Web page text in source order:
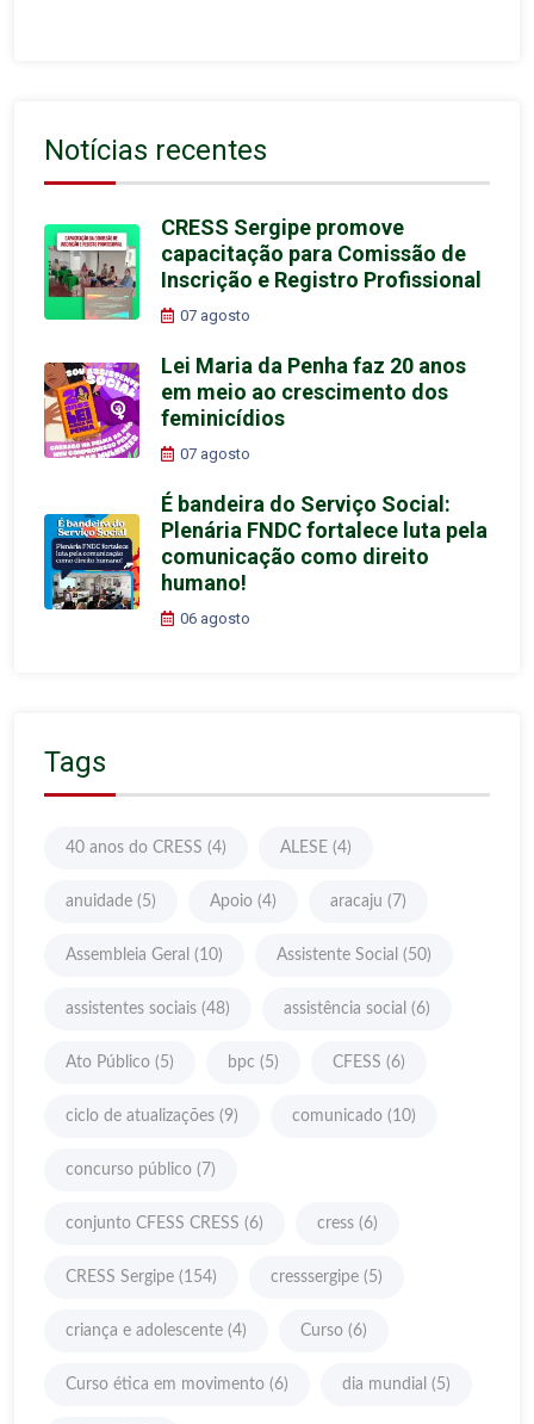
Notícias recentes
CRESS Sergipe promove
capacitação para Comissão de
Inscrição e Registro Profissional
07 agosto
Lei Maria da Penha faz 20 anos
em meio ao crescimento dos
feminicídios
07 agosto
É bandeira do Serviço Social:
Plenária FNDC fortalece luta pela
comunicação como direito
humano!
06 agosto
Tags
40 anos do CRESS (4) ALESE (4)
anuidade (5) Apoio (4) aracaju (7)
Assembleia Geral (10) Assistente Social (50)
assistentes sociais (48) assistência social (6)
Ato Público (5) bpc (5) CFESS (6)
ciclo de atualizações (9) comunicado (10)
concurso público (7)
conjunto CFESS CRESS (6) cress (6)
CRESS Sergipe (154) cresssergipe (5)
criança e adolescente (4) Curso (6)
Curso ética em movimento (6) dia mundial (5)